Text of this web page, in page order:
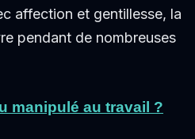
affection et gentillesse, la
pendant de nombreuses
manipulé au travail ?